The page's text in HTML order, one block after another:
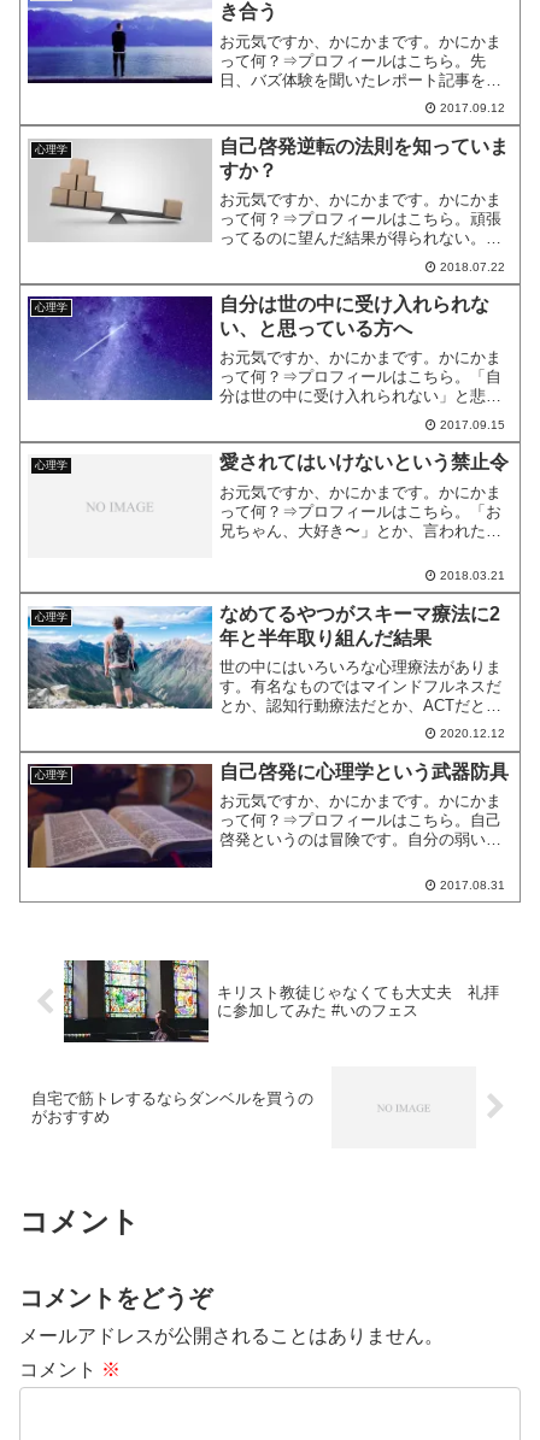
き合う
お元気ですか、かにかまです。かにかま
って何？⇒プロフィールはこちら。先
日、バズ体験を聞いたレポート記事を書
きました。（『バズりたい？ 第５回岡
山ブログカレッジ参加レポート』）多く
の人にシェアされることを、バズと呼び
ます。多くの人に記事を読ま...
2017.09.12
心理学
自己啓発逆転の法則を知っていま
すか？
お元気ですか、かにかまです。かにかま
って何？⇒プロフィールはこちら。頑張
ってるのに望んだ結果が得られない。頑
張れば頑張るほど、むしろ結果から遠ざ
かっているような気がする。今のままの
自分ではだめなんじゃないだろうか……
そんな気持ちから自己啓発...
2018.07.22
心理学
自分は世の中に受け入れられな
い、と思っている方へ
お元気ですか、かにかまです。かにかま
って何？⇒プロフィールはこちら。「自
分は世の中に受け入れられない」と悲観
的になっていませんか？その感情は、あ
なたになにかを伝えたいのかもしれませ
ん。前回から引き続いて、コア・トラン
スフォーメーション手法を...
2017.09.15
心理学 愛されてはいけないという禁止令
お元気ですか、かにかまです。かにかま
って何？⇒プロフィールはこちら。「お
兄ちゃん、大好き〜」とか、言われたら
うか。普通は、うれしいと思うんです。
でも、小さい頃の私は、なぜか嫌な気分
になって「そんなこという...
2018.03.21
心理学
なめてるやつがスキーマ療法に2
年と半年取り組んだ結果
世の中にはいろいろな心理療法がありま
す。有名なものではマインドフルネスだ
とか、認知行動療法だとか、ACTだと
か。それらの中に、第3世代の認知行動療
法と言われる、スキーマ療法というもの
があります。この記事では、なめてるや
つが2年と半年、スキー...
2020.12.12
心理学 自己啓発に心理学という武器防具
お元気ですか、かにかまです。かにかま
って何？⇒プロフィールはこちら。自己
啓発というのは冒険です。自分の弱い部
ったり、何が正解かわからなくなった
り。この困難な冒険を、「ひのきのぼ
2017.08.31
キリスト教徒じゃなくても大丈夫 礼拝
に参加してみた #いのフェス
自宅で筋トレするならダンベルを買うの
がおすすめ
コメント
コメントをどうぞ
メールアドレスが公開されることはありません。
コメント ※